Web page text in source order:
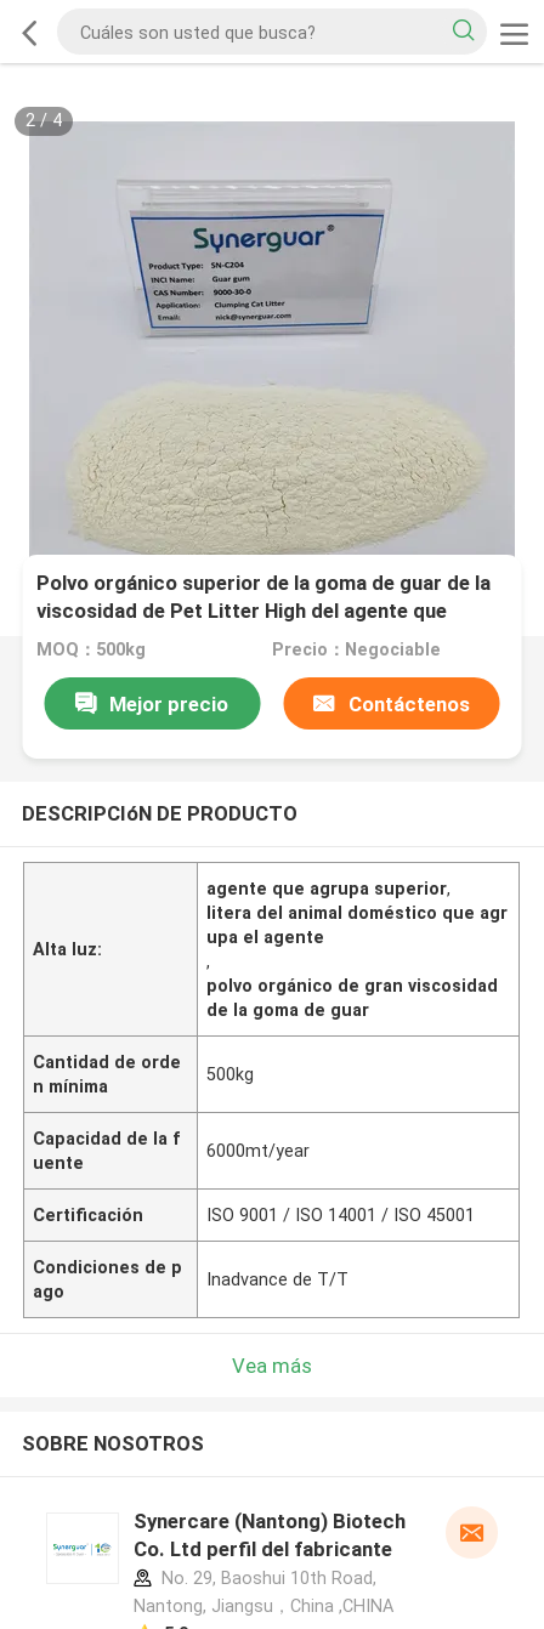
2/4
Polvo orgánico superior de la goma de guar de la
viscosidad de Pet Litter High del agente que
agrupa
MOQ：500kg Precio：Negociable
Mejor precio Contáctenos
DESCRIPCIóN DE PRODUCTO
Alta luz:
agente que agrupa superior,
litera del animal doméstico que agr
upa el agente
,
polvo orgánico de gran viscosidad
de la goma de guar
Cantidad de orde
n mínima
500kg
Capacidad de la f
uente
6000mt/year
Certificación ISO 9001 / ISO 14001 / ISO 45001
Condiciones de p
ago
Inadvance de T/T
Vea más
SOBRE NOSOTROS
Synercare (Nantong) Biotech
Co. Ltd perfil del fabricante
No. 29, Baoshui 10th Road,
Nantong, Jiangsu，China ,CHINA